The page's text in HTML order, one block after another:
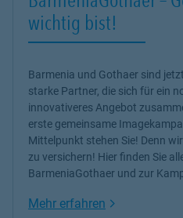
wichtig bist!
Barmenia und Gothaer sind
starke Partner, die sich für ein
innovativeres Angebot
erste gemeinsame
Mittelpunkt stehen Sie! Denn
zu versichern! Hier finden Sie
BarmeniaGothaer und zur
Mehr erfahren Link Opens in